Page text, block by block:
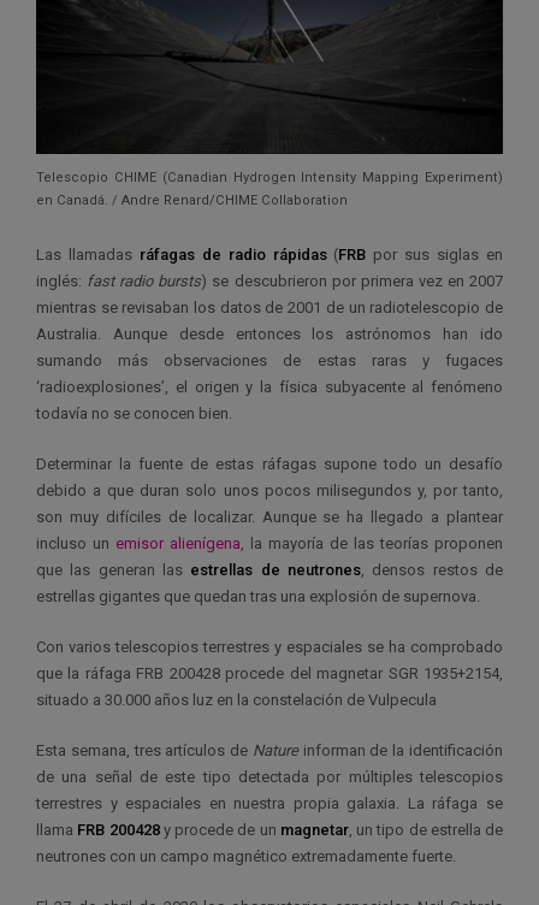
Telescopio CHIME (Canadian Hydrogen Intensity Mapping Experiment)
en Canadá. / Andre Renard/CHIME Collaboration
Las llamadas ráfagas de radio rápidas(FRB por sus siglas en
inglés: fast radio bursts) se descubrieron por primera vez en 2007
mientras se revisaban los datos de 2001 de un radiotelescopio de
Australia. Aunque desde entonces los astrónomos han ido
sumando más observaciones de estas raras y fugaces
‘radioexplosiones’, el origen y la física subyacente al fenómeno
todavía no se conocen bien.
Determinar la fuente de estas ráfagas supone todo un desafío
debido a que duran solo unos pocos milisegundos y, por tanto,
son muy difíciles de localizar. Aunque se ha llegado a plantear
incluso un emisor alienígena , la mayoría de las teorías proponen
que las generan las estrellas de neutrones , densos restos de
estrellas gigantes que quedan tras una explosión de supernova.
Con varios telescopios terrestres y espaciales se ha comprobado
que la ráfaga FRB 200428 procede del magnetar SGR 1935+2154,
situado a 30.000 años luz en la constelación de Vulpecula
Esta semana, tres artículos de Natureinforman de la identificación
de una señal de este tipo detectada por múltiples telescopios
terrestres y espaciales en nuestra propia galaxia. La ráfaga se
llama FRB 200428y procede de un magnetar, un tipo de estrella de
neutrones con un campo magnético extremadamente fuerte.